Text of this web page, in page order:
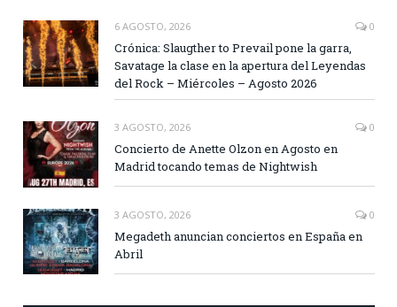
6 AGOSTO, 2026 0
Crónica: Slaugther to Prevail pone la garra,
Savatage la clase en la apertura del Leyendas
del Rock – Miércoles – Agosto 2026
3 AGOSTO, 2026 0
Concierto de Anette Olzon en Agosto en
Madrid tocando temas de Nightwish
3 AGOSTO, 2026 0
Megadeth anuncian conciertos en España en
Abril